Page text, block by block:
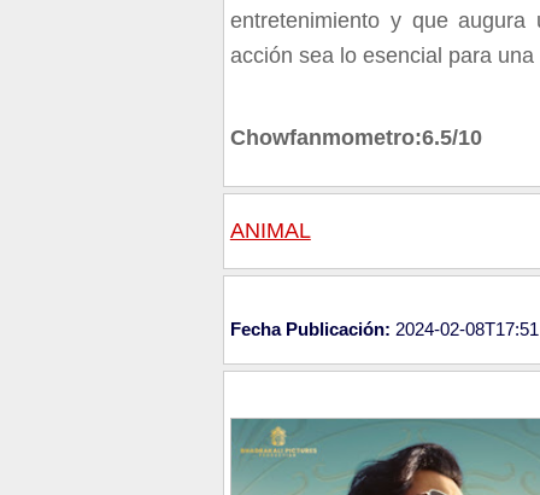
entretenimiento y que
acción sea lo esencial para
Chowfanmometro:6.5/10
ANIMAL
Fecha Publicación: 2024-02-